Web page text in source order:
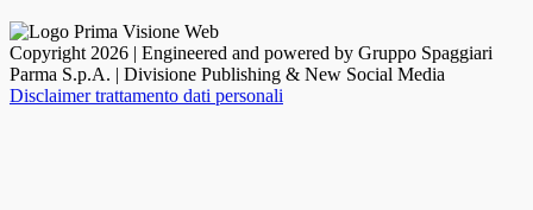
Copyright 2026 | Engineered and powered by Gruppo Spaggiari
Parma S.p.A. | Divisione Publishing & New Social Media
Disclaimer trattamento dati personali